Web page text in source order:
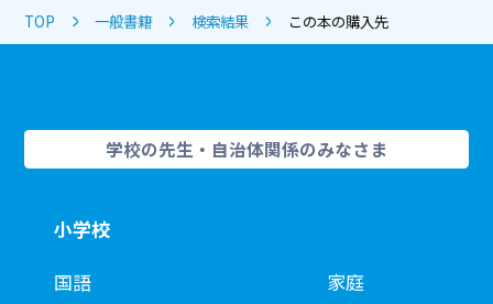
TOP 一般書籍 検索結果 この本の購入先
学校の先生・自治体関係のみなさま
小学校
国語
家庭